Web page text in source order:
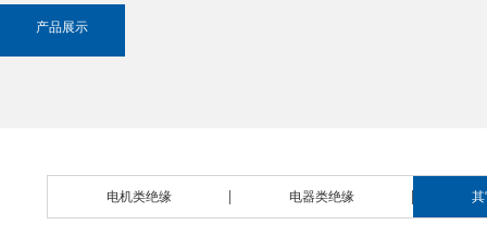
产品展示
电机类绝缘 电器类绝缘